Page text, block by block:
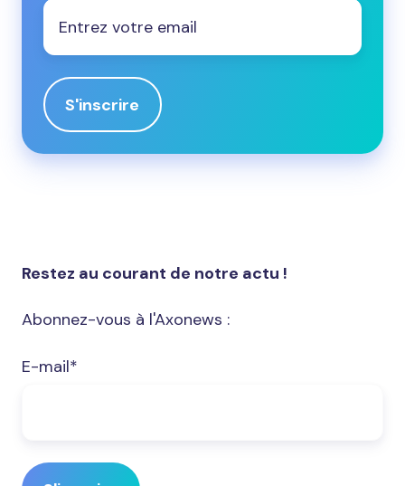
Email
Restez au courant de notre actu !
Abonnez-vous à l'Axonews :
E-mail*